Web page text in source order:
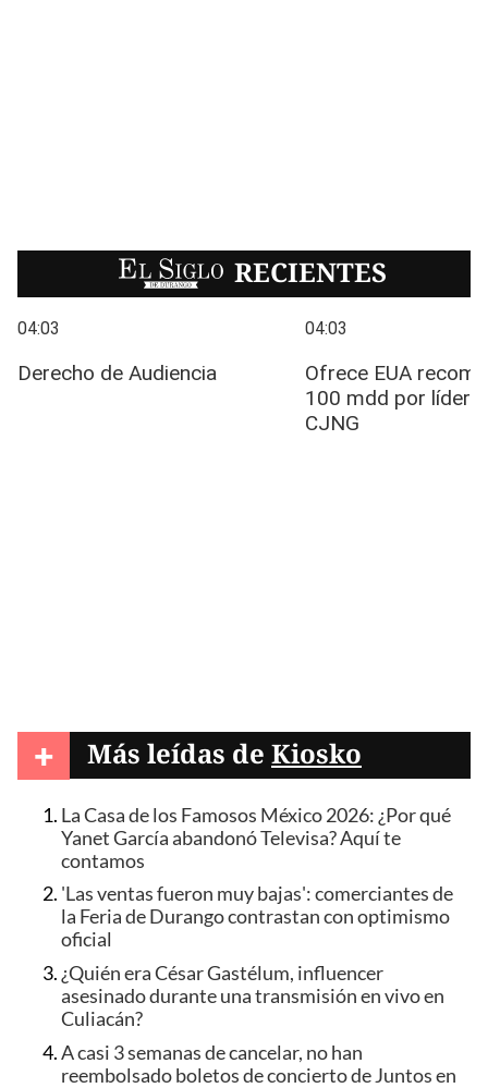
EL SIGLO RECIENTES
+ Más leídas de Kiosko
La Casa de los Famosos México 2026: ¿Por qué
Yanet García abandonó Televisa? Aquí te
contamos
'Las ventas fueron muy bajas': comerciantes de
la Feria de Durango contrastan con optimismo
oficial
¿Quién era César Gastélum, influencer
asesinado durante una transmisión en vivo en
Culiacán?
A casi 3 semanas de cancelar, no han
reembolsado boletos de concierto de Juntos en